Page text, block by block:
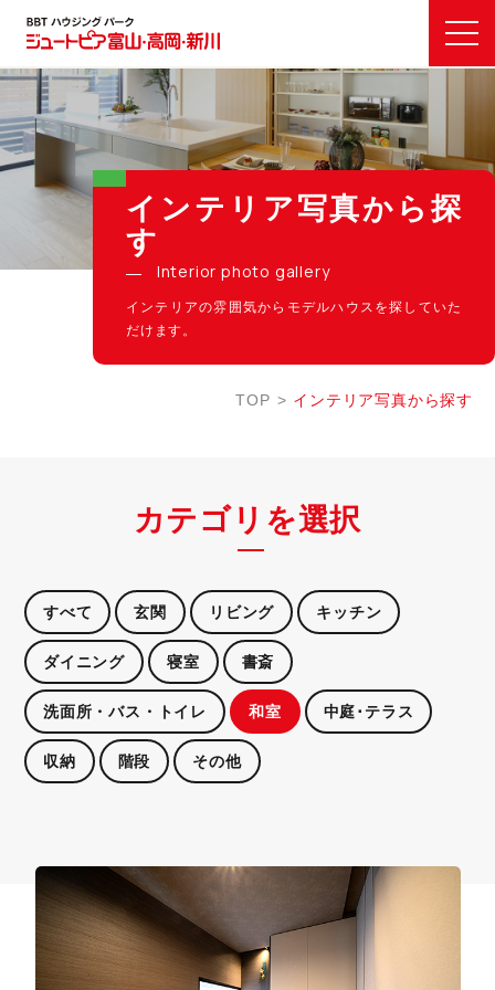
インテリア写真から探
す
Interior photo gallery
インテリアの雰囲気からモデルハウスを探していた
だけます。
TOP インテリア写真から探す
カテゴリを選択
すべて 玄関 リビング キッチン
ダイニング 寝室 書斎
洗面所・バス・トイレ 和室 中庭･テラス
収納 階段 その他